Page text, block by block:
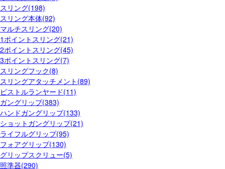
スリング(198)
スリング本体(92)
マルチスリング(20)
1ポイントスリング(21)
2ポイントスリング(45)
3ポイントスリング(7)
スリングフック(8)
スリングアタッチメント(89)
ピストルランヤード(11)
ガングリップ(383)
ハンドガングリップ(133)
ショットガングリップ(21)
ライフルグリップ(95)
フォアグリップ(130)
グリップスクリュー(5)
照準器(290)